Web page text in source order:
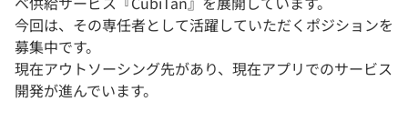
今回は、その専任者として活躍していただくポジションを
募集中です。
現在アウトソーシング先があり、現在アプリでのサービス
開発が進んでいます。